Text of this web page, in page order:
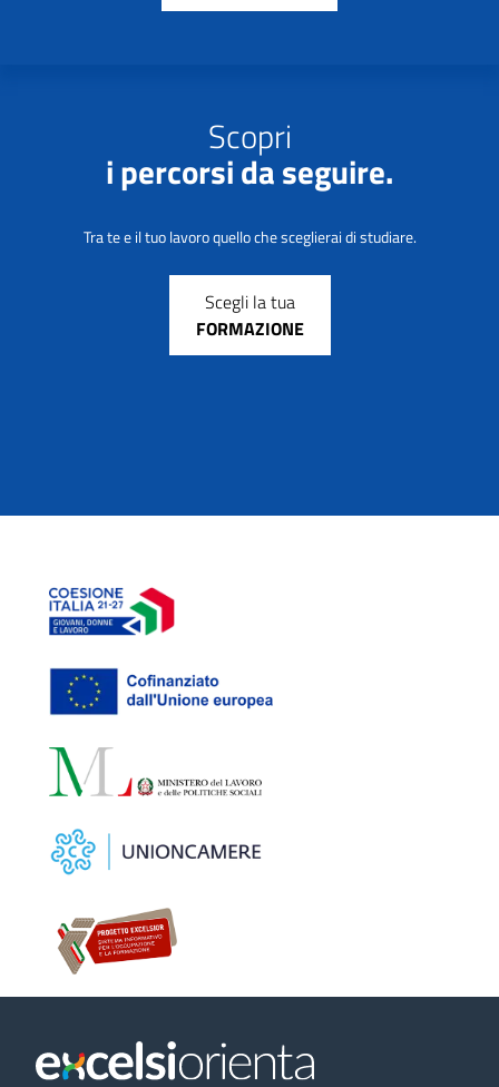
Scopri
i percorsi da seguire.
Tra te e il tuo lavoro quello che sceglierai di studiare.
Scegli la tua
FORMAZIONE